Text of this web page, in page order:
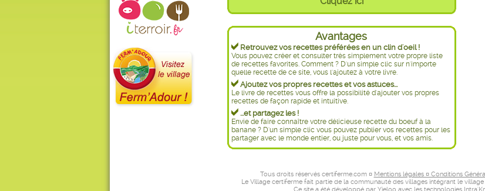
Avantages
Retrouvez vos recettes préférées en un clin d'oeil !
Vous pouvez créer et consulter très simplement votre propre liste
de recettes favorites. Comment ? D'un simple clic sur n'importe
quelle recette de ce site, vous l'ajoutez à votre livre.
Ajoutez vos propres recettes et vos astuces...
Le livre de recettes vous offre la possibilité d'ajouter vos propres
recettes de façon rapide et intuitive.
...et partagez les !
Envie de faire connaître votre délicieuse recette du boeuf à la
banane ? D'un simple clic vous pouvez publier vos recettes pour les
partager avec le monde entier, ou juste pour vous, et vos amis.
Tous droits réservés certiferme.com ¤ Mentions légales ¤ Conditions
Le Village certiferme fait partie de la communauté des villages intégrant le village